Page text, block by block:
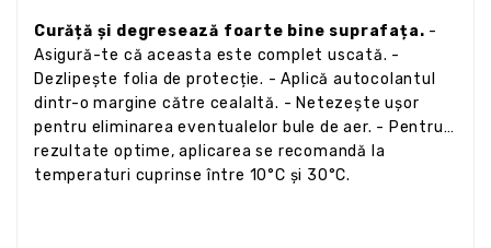
Curăță și degresează foarte bine suprafața. -
Asigură-te că aceasta este complet uscată. -
Dezlipește folia de protecție. - Aplică autocolantul
dintr-o margine către cealaltă. - Netezește ușor
pentru eliminarea eventualelor bule de aer. - Pentru
rezultate optime, aplicarea se recomandă la
temperaturi cuprinse între 10°C și 30°C.